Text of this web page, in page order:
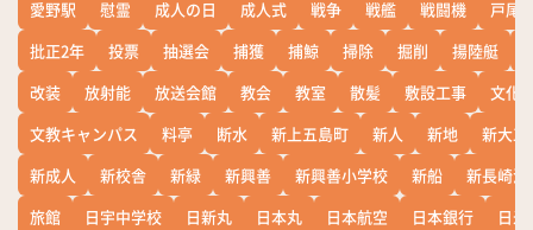
愛野駅
慰霊 成人の日 成人式 戦争 戦艦 戦闘機
戸尾
批正2年
投票 抽選会 捕獲 捕鯨 掃除 掘削 揚陸艇
改装
放射能 放送会館 教会 教室 散髪 敷設工事
文化
文教キャンパス
料亭 断水 新上五島町 新人 新地
新大工
新成人
新校舎 新緑 新興善 新興善小学校 新船
新長崎漁
旅館
日宇中学校 日新丸 日本丸 日本航空 日本銀行
日